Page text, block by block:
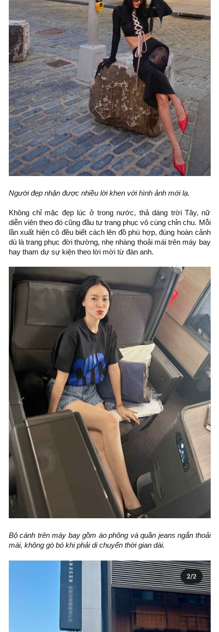
Người đẹp nhận được nhiều lời khen với hình ảnh mới lạ.
Không chỉ mặc đẹp lúc ở trong nước, thả dáng trời Tây, nữ
diễn viên theo đó cũng đầu tư trang phục vô cùng chỉn chu. Mỗi
lần xuất hiện cô đều biết cách lên đồ phù hợp, đúng hoàn cảnh
dù là trang phục đời thường, nhẹ nhàng thoải mái trên máy bay
hay tham dự sự kiện theo lời mời từ đàn anh.
Bộ cánh trên máy bay gồm áo phông và quần jeans ngắn thoải
mái, không gò bó khi phải di chuyển thời gian dài.